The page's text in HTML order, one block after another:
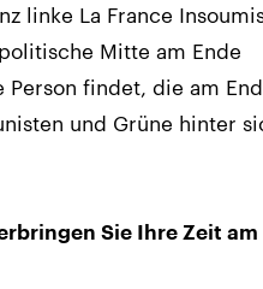
linke La France
Mitte am Ende
findet, die am
und Grüne hinter
Sie Ihre Zeit am